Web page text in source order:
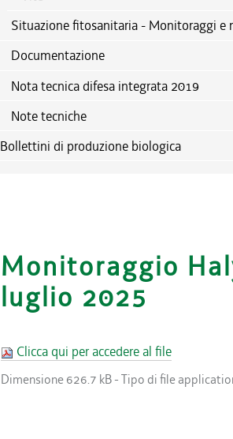
Situazione fitosanitaria - Monitoraggi e
Documentazione
Nota tecnica difesa integrata 2019
Note tecniche
Bollettini di produzione biologica
Monitoraggio
luglio 2025
Clicca qui per accedere al file
Dimensione 626.7 kB- Tipo di file